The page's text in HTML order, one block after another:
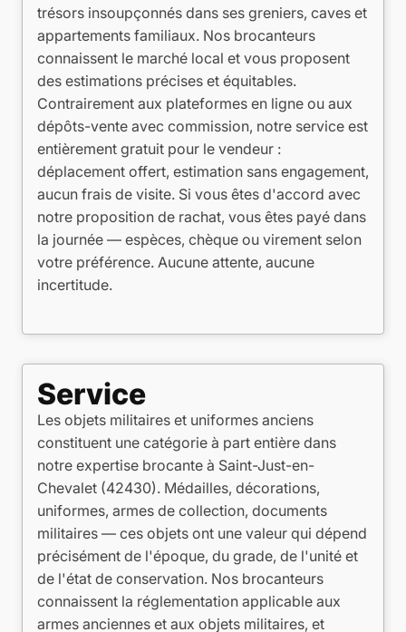
trésors insoupçonnés dans ses greniers, caves et
appartements familiaux. Nos brocanteurs
connaissent le marché local et vous proposent
des estimations précises et équitables.
Contrairement aux plateformes en ligne ou aux
dépôts-vente avec commission, notre service est
entièrement gratuit pour le vendeur :
déplacement offert, estimation sans engagement,
aucun frais de visite. Si vous êtes d'accord avec
notre proposition de rachat, vous êtes payé dans
la journée — espèces, chèque ou virement selon
votre préférence. Aucune attente, aucune
incertitude.
Service
Les objets militaires et uniformes anciens
constituent une catégorie à part entière dans
notre expertise brocante à Saint-Just-en-
Chevalet (42430). Médailles, décorations,
uniformes, armes de collection, documents
militaires — ces objets ont une valeur qui dépend
précisément de l'époque, du grade, de l'unité et
de l'état de conservation. Nos brocanteurs
connaissent la réglementation applicable aux
armes anciennes et aux objets militaires, et